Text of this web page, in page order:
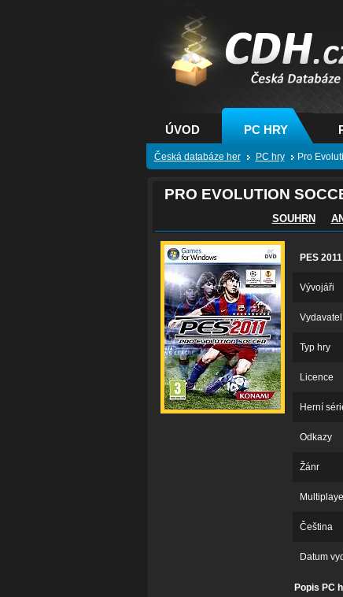
CDH.cz - hry na
PS, XBOX - Česká
databáze her
ÚVOD PC HRY
Česká databáze her PC hry Pro
PRO EVOLUTION
SOUHRN
PES 2011
Vývojáři
Vydavatel
Typ hry
Licence
Herní
Odkazy
Žánr
Čeština
Datum
Popis PC